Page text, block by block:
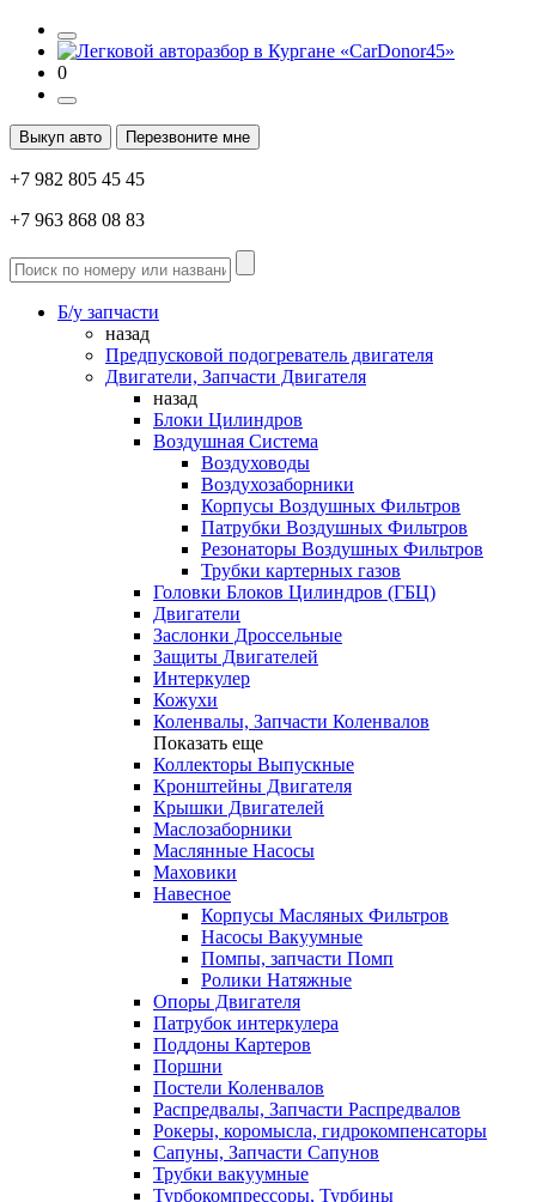
0
Выкуп авто Перезвоните мне
+7 982 805 45 45
+7 963 868 08 83
Б/у запчасти
назад
Предпусковой подогреватель двигателя
Двигатели, Запчасти Двигателя
назад
Блоки Цилиндров
Воздушная Система
Воздуховоды
Воздухозаборники
Корпусы Воздушных Фильтров
Патрубки Воздушных Фильтров
Резонаторы Воздушных Фильтров
Трубки картерных газов
Головки Блоков Цилиндров (ГБЦ)
Двигатели
Заслонки Дроссельные
Защиты Двигателей
Интеркулер
Кожухи
Коленвалы, Запчасти Коленвалов
Показать еще
Коллекторы Выпускные
Кронштейны Двигателя
Крышки Двигателей
Маслозаборники
Маслянные Насосы
Маховики
Навесное
Корпусы Масляных Фильтров
Насосы Вакуумные
Помпы, запчасти Помп
Ролики Натяжные
Опоры Двигателя
Патрубок интеркулера
Поддоны Картеров
Поршни
Постели Коленвалов
Распредвалы, Запчасти Распредвалов
Рокеры, коромысла, гидрокомпенсаторы
Сапуны, Запчасти Сапунов
Трубки вакуумные
Турбокомпрессоры, Турбины